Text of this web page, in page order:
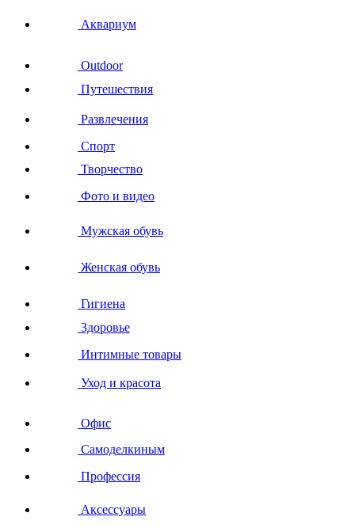
Аквариум
Outdoor
Путешествия
Развлечения
Спорт
Творчество
Фото и видео
Мужская обувь
Женская обувь
Гигиена
Здоровье
Интимные товары
Уход и красота
Офис
Самоделкиным
Профессия
Аксессуары